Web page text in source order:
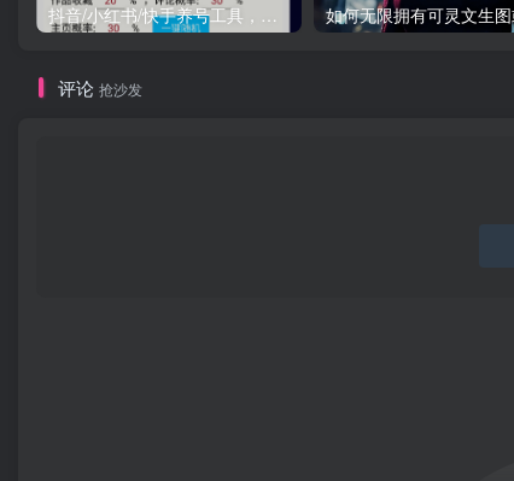
抖音/小红书/快手养号工具，全自动养号，养出高权重 截流 自热 必备
评论 抢沙发